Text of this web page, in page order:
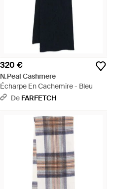
320 €
N.Peal Cashmere
Écharpe En Cachemire - Bleu
De FARFETCH